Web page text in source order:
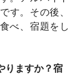
す。その後、
べ、宿題をし
りますか？宿